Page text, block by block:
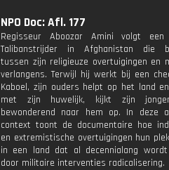
NPO Doc: Afl. 177
Regisseur Aboozar Amini volgt een
Talibanstrijder in Afghanistan die
tussen zijn religieuze overtuigingen en
verlangens. Terwijl hij werkt bij een
Kaboel, zijn ouders helpt op het land
met zijn huwelijk, kijkt zijn
bewonderend naar hem op. In deze
context toont de documentaire hoe
en extremistische overtuigingen hun
in een land dat al decennialang wordt
door militaire interventies radicalisering.